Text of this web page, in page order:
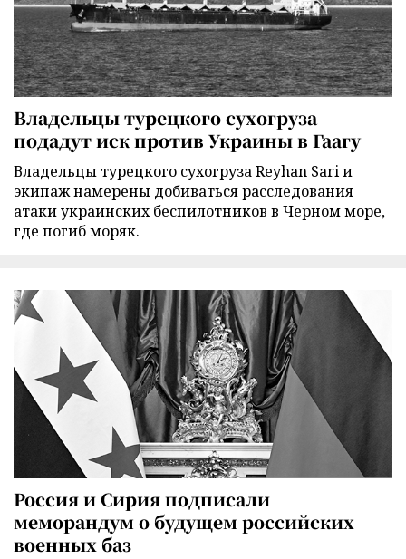
Владельцы турецкого сухогруза
подадут иск против Украины в Гаагу
Владельцы турецкого сухогруза Reyhan Sari и
экипаж намерены добиваться расследования
атаки украинских беспилотников в Черном море,
где погиб моряк.
Россия и Сирия подписали
меморандум о будущем российских
военных баз